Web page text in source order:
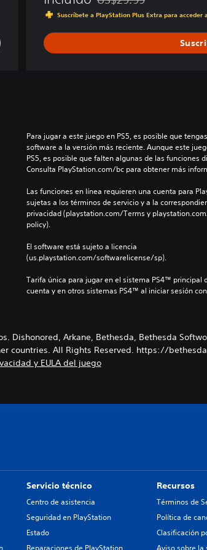
Rebajado del precio
Suscríbete a PlayStation Plus Extra para
Para jugar a este juego en PS5, es posible que
software a la versión más reciente. Aunque este
PS5, es posible que falten algunas de las funciones
Consulta PlayStation.com/bc para obtener más
Las funciones en línea requieren una cuenta para
sujetas a los términos de servicio y a la
privacidad (playstation.com/Terms y
policy).
El software está sujeto a licencia
(us.playstation.com/softwarelicense/sp).
Tarifa única para jugar en el sistema PS4™ principal
cuenta y en otros sistemas PS4™ al iniciar sesión
Dishonored, Arkane, Bethesda, Bethesda
countries. All Rights Reserved. https://
y EULA del juego
Servicio técnico
Centro de asistencia
Seguridad en PlayStation
Estado
Recursos
Términos de
Política de
Clasificación